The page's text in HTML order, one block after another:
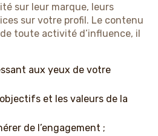
sur leur marque, leurs
sur votre profil. Le contenu
toute activité d’influence, il
aux yeux de votre
et les valeurs de la
de l’engagement ;